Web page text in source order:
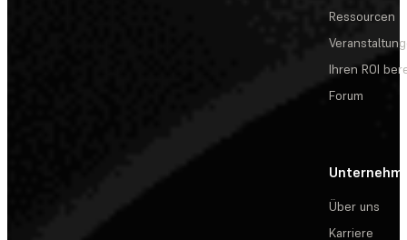
Ressourcen
Ihren ROI
Forum
Über uns
Karriere